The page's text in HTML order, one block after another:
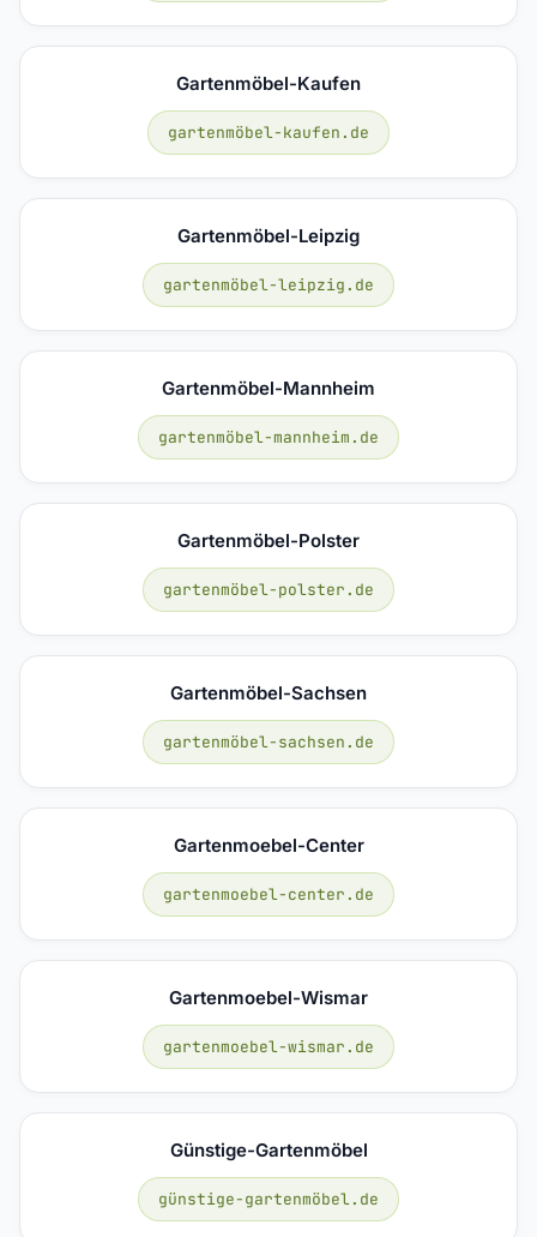
Gartenmöbel-Kaufen
gartenmöbel-kaufen.de
Gartenmöbel-Leipzig
gartenmöbel-leipzig.de
Gartenmöbel-Mannheim
gartenmöbel-mannheim.de
Gartenmöbel-Polster
gartenmöbel-polster.de
Gartenmöbel-Sachsen
gartenmöbel-sachsen.de
Gartenmoebel-Center
gartenmoebel-center.de
Gartenmoebel-Wismar
gartenmoebel-wismar.de
Günstige-Gartenmöbel
günstige-gartenmöbel.de